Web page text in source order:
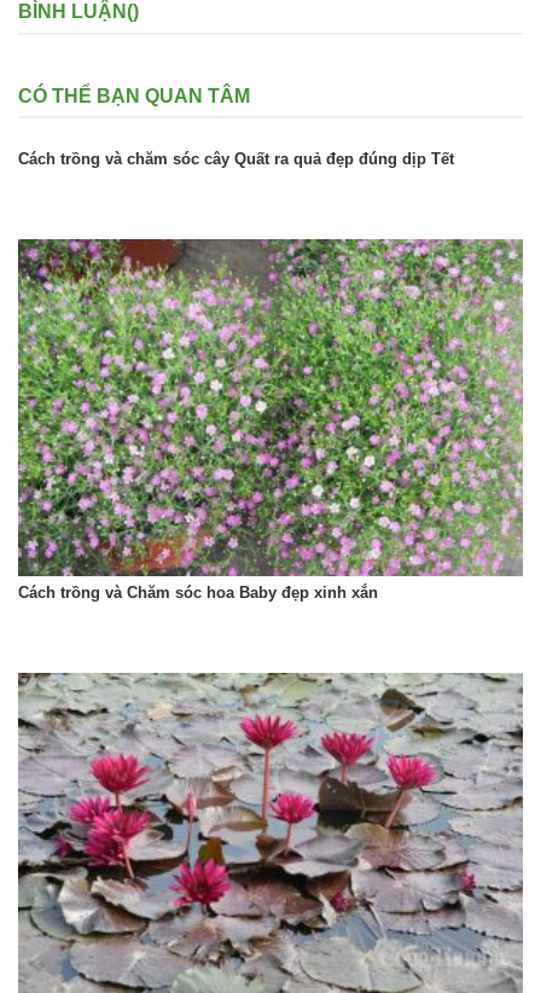
BÌNH LUẬN()
CÓ THỂ BẠN QUAN TÂM
Cách trồng và chăm sóc cây Quất ra quả đẹp đúng dịp Tết
Cách trồng và Chăm sóc hoa Baby đẹp xinh xắn